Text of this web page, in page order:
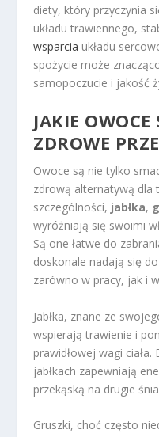
diety, który przyczynia
układu trawiennego,
wsparcia układu
spożycie może
samopoczucie i jakość
JAKIE
ZDROWE
Owoce są nie tylko
zdrową alternatywą dla
szczególności, jabłka,
wyróżniają się swoimi
Są one łatwe do
doskonale nadają się
zarówno w pracy, jak i
Jabłka, znane ze
wspierają trawienie i
prawidłowej wagi
jabłkach zapewniają
przekąską na drugie
Gruszki, choć często